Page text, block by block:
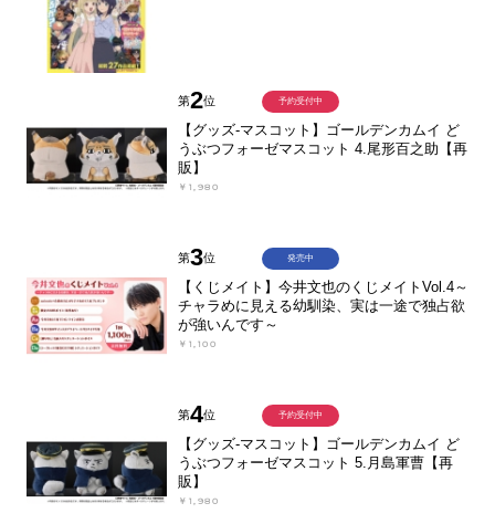
第2位
【グッズ-マスコット】ゴールデンカムイ ど
うぶつフォーゼマスコット 4.尾形百之助【再
販】
￥1,980
予約受付中
第3位
【くじメイト】今井文也のくじメイトVol.4～
チャラめに見える幼馴染、実は一途で独占欲
が強いんです～
￥1,100
発売中
第4位
【グッズ-マスコット】ゴールデンカムイ ど
うぶつフォーゼマスコット 5.月島軍曹【再
販】
￥1,980
予約受付中